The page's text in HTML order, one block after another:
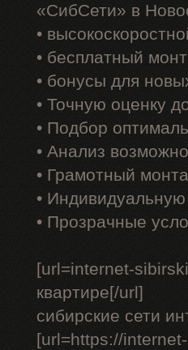
«СибСети» в
•
• бесплатный
• бонусы для
• Точную оценку
• Подбор
• Анализ
• Грамотный
•
• Прозрачные
[url=internet-
квартире[/url]
сибирские сети
[url=https://